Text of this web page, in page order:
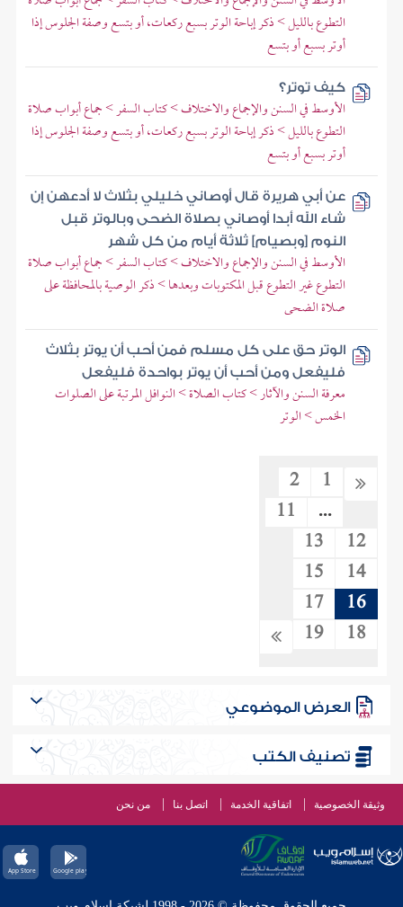
التطوع بالليل > ذكر إباحة الوتر بسبع ركعات، أو بتسع وصفة الجلوس إذا
أوتر بسبع أو بتسع
كيف توتر؟
الأوسط في السنن والإجماع والاختلاف > كتاب السفر > جماع أبواب صلاة
التطوع بالليل > ذكر إباحة الوتر بسبع ركعات، أو بتسع وصفة الجلوس إذا
أوتر بسبع أو بتسع
عن أبي هريرة قال أوصاني خليلي بثلاث لا أدعهن إن
شاء الله أبدا أوصاني بصلاة الضحى وبالوتر قبل
النوم [وبصيام] ثلاثة أيام من كل شهر
الأوسط في السنن والإجماع والاختلاف > كتاب السفر > جماع أبواب صلاة
التطوع غير التطوع قبل المكتوبات وبعدها > ذكر الوصية بالمحافظة على
صلاة الضحى
الوتر حق على كل مسلم فمن أحب أن يوتر بثلاث
فليفعل ومن أحب أن يوتر بواحدة فليفعل
معرفة السنن والآثار > كتاب الصلاة > النوافل المرتبة على الصلوات
الخمس > الوتر
1
2
...
11
12
13
14
15
16
17
18
19
العرض الموضوعي
تصنيف الكتب
وثيقة الخصوصية اتفاقية الخدمة اتصل بنا من نحن